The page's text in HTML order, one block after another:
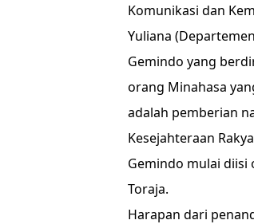
Komunikasi dan
Yuliana
Gemindo yang
orang Minahasa
adalah pemberian
Kesejahteraan
Gemindo mulai diisi
Toraja.
Harapan dari